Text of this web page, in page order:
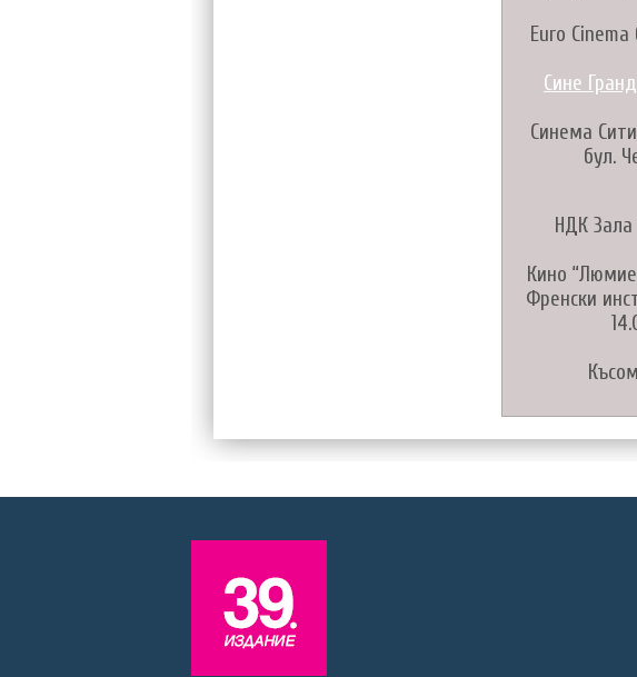
Euro
Сине
Синема
бул.
НДК Зала
Кино
Френски